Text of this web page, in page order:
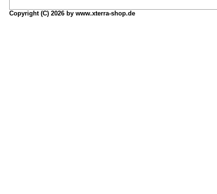
Copyright (C) 2026 by www.xterra-shop.de